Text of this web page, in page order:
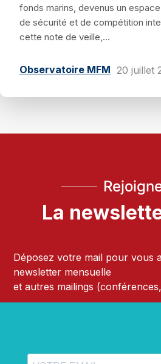
fonds marins, devenus un
de sécurité et de compétition
cette note de veille,...
Observatoire MFM 20 juillet
La
Déposez votre mail pour vous
newsletter mensuelle
et autres mailings